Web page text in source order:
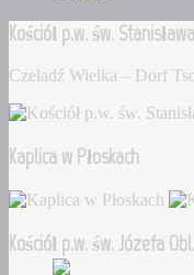
Kościół p.w. św.
Czeladź Wielka – Dorf
Kaplica w Płoskach
Kościół p.w. św. Józefa